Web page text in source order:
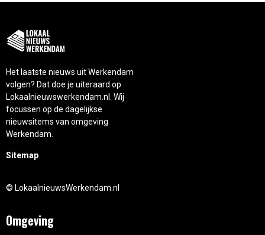
Het laatste nieuws uit Werkendam
volgen? Dat doe je uiteraard op
Lokaalnieuwswerkendam.nl. Wij
focussen op de dagelijkse
nieuwsitems van omgeving
Werkendam.
Sitemap
© LokaalnieuwsWerkendam.nl
Omgeving